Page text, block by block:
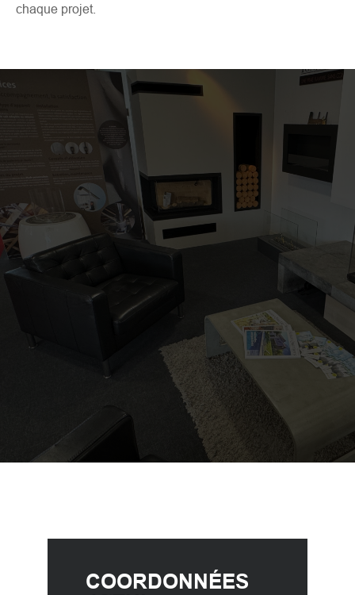
chaque projet.
COORDONNÉES